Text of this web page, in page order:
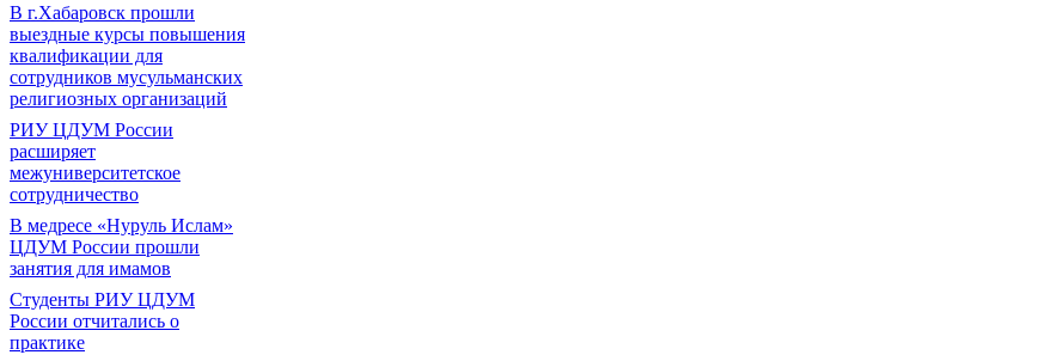
В г.Хабаровск прошли
выездные курсы повышения
квалификации для
сотрудников мусульманских
религиозных организаций
РИУ ЦДУМ России
расширяет
межуниверситетское
сотрудничество
В медресе «Нуруль Ислам»
ЦДУМ России прошли
занятия для имамов
Студенты РИУ ЦДУМ
России отчитались о
практике